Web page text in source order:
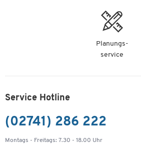
Planungs-
service
Service Hotline
(02741) 286 222
Montags - Freitags: 7.30 - 18.00 Uhr